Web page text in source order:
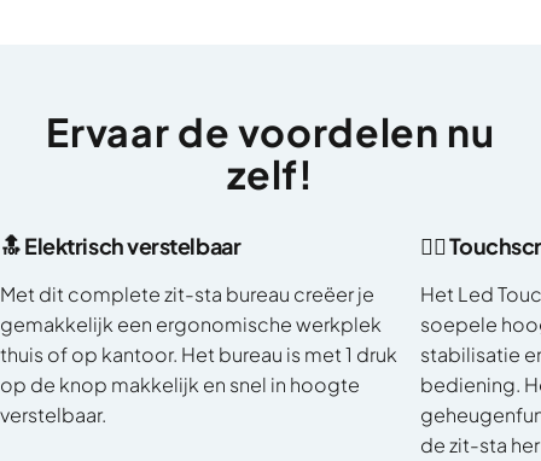
Ervaar de voordelen nu
zelf!
🔝 Elektrisch verstelbaar
Met dit complete zit-sta bureau creëer je
gemakkelijk een ergonomische werkplek
thuis of op kantoor. Het bureau is met 1 druk
op de knop makkelijk en snel in hoogte
verstelbaar.
👈🏼
Het Led
soepele
stabilisatie
bediening.
de zit-sta